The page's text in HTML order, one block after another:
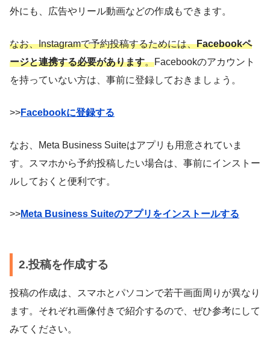
外にも、広告やリール動画などの作成もできます。
なお、Instagramで予約投稿するためには、Facebookペ
ージと連携する必要があります。Facebookのアカウント
を持っていない方は、事前に登録しておきましょう。
>>Facebookに登録する
なお、Meta Business Suiteはアプリも用意されていま
す。スマホから予約投稿したい場合は、事前にインストー
ルしておくと便利です。
>>Meta Business Suiteのアプリをインストールする
2.投稿を作成する
投稿の作成は、スマホとパソコンで若干画面周りが異なり
ます。それぞれ画像付きで紹介するので、ぜひ参考にして
みてください。